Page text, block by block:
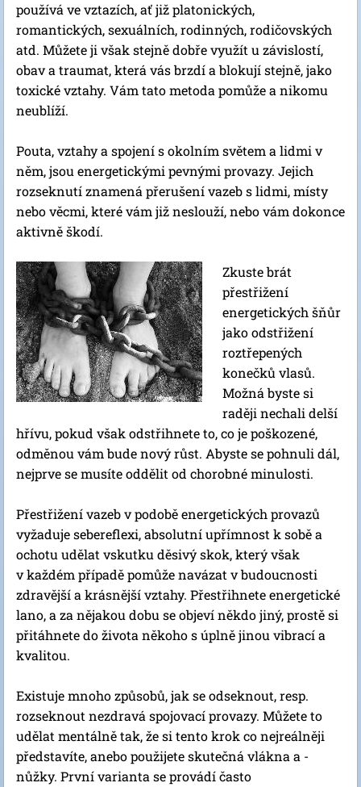
používá ve vztazích, ať již platonických,
romantických, sexuálních, rodinných, rodičovských
atd. Můžete ji však stejně dobře využít u závislostí,
obav a traumat, která vás brzdí a blokují stejně, jako
toxické vztahy. Vám tato metoda pomůže a nikomu
neublíží.
Pouta, vztahy a spojení s okolním světem a lidmi v
něm, jsou energetickými pevnými provazy. Jejich
rozseknutí znamená přerušení vazeb s lidmi, místy
nebo věcmi, které vám již neslouží, nebo vám dokonce
aktivně škodí.
Zkuste brát
přestřižení
energetických šňůr
jako odstřižení
roztřepených
konečků vlasů.
Možná byste si
raději nechali delší
hřívu, pokud však odstřihnete to, co je poškozené,
odměnou vám bude nový růst. Abyste se pohnuli dál,
nejprve se musíte oddělit od chorobné minulosti.
Přestřižení vazeb v podobě energetických provazů
vyžaduje sebereflexi, absolutní upřímnost k sobě a
ochotu udělat vskutku děsivý skok, který však
v každém případě pomůže navázat v budoucnosti
zdravější a krásnější vztahy. Přestřihnete energetické
lano, a za nějakou dobu se objeví někdo jiný, prostě si
přitáhnete do života někoho s úplně jinou vibrací a
kvalitou.
Existuje mnoho způsobů, jak se odseknout, resp.
rozseknout nezdravá spojovací provazy. Můžete to
udělat mentálně tak, že si tento krok co nejreálněji
představíte, anebo použijete skutečná vlákna a -
nůžky. První varianta se provádí často